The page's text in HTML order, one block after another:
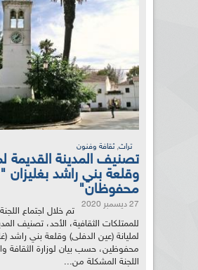
تراث,ثقافة وفنون
تصنيف المدينة القديمة
وقلعة بني راشد بغليزان
محفوظان"
27 ديسمبر 2020
تم خلال اجتماع
للممتلكات الثقافية، الأحد، تصنيف
لمليانة (عين الدفلى) وقلعة بني راشد
محفوظين، حسب بيان لوزارة الثقافة
اللجنة المشكلة من...